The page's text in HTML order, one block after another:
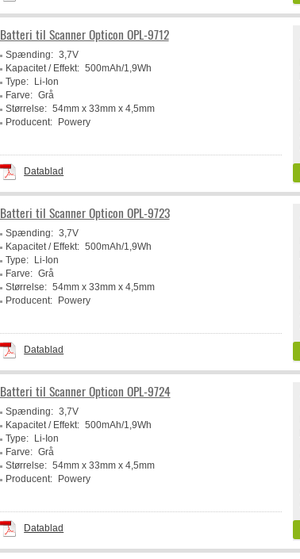
Batteri til Scanner Opticon OPL-9712
Spænding: 3,7V
Kapacitet / Effekt: 500mAh/1,9Wh
Type:
Li-Ion
Farve: Grå
Størrelse: 54mm x 33mm x 4,5mm
Producent:
Powery
Datablad
Batteri til Scanner Opticon OPL-9723
Spænding: 3,7V
Kapacitet / Effekt: 500mAh/1,9Wh
Type:
Li-Ion
Farve: Grå
Størrelse: 54mm x 33mm x 4,5mm
Producent:
Powery
Datablad
Batteri til Scanner Opticon OPL-9724
Spænding: 3,7V
Kapacitet / Effekt: 500mAh/1,9Wh
Type:
Li-Ion
Farve: Grå
Størrelse: 54mm x 33mm x 4,5mm
Producent:
Powery
Datablad